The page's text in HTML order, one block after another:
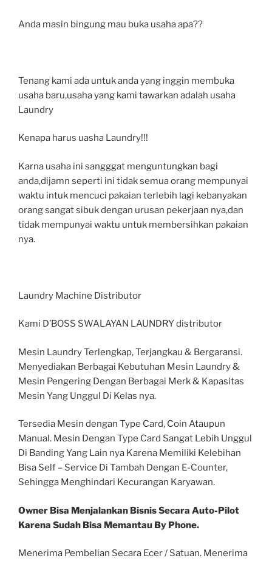
Anda masin bingung mau buka usaha apa??
Tenang kami ada untuk anda yang inggin membuka
usaha baru,usaha yang kami tawarkan adalah usaha
Laundry
Kenapa harus uasha Laundry!!!
Karna usaha ini sangggat menguntungkan bagi
anda,dijamn seperti ini tidak semua orang mempunyai
waktu intuk mencuci pakaian terlebih lagi kebanyakan
orang sangat sibuk dengan urusan pekerjaan nya,dan
tidak mempunyai waktu untuk membersihkan pakaian
nya.
Laundry Machine Distributor
Kami D’BOSS SWALAYAN LAUNDRY distributor
Mesin Laundry Terlengkap, Terjangkau & Bergaransi.
Menyediakan Berbagai Kebutuhan Mesin Laundry &
Mesin Pengering Dengan Berbagai Merk & Kapasitas
Mesin Yang Unggul Di Kelas nya.
Tersedia Mesin dengan Type Card, Coin Ataupun
Manual. Mesin Dengan Type Card Sangat Lebih Unggul
Di Banding Yang Lain nya Karena Memiliki Kelebihan
Bisa Self – Service Di Tambah Dengan E-Counter,
Sehingga Menghindari Kecurangan Karyawan.
Owner Bisa Menjalankan Bisnis Secara Auto-Pilot
Karena Sudah Bisa Memantau By Phone.
Menerima Pembelian Secara Ecer / Satuan. Menerima